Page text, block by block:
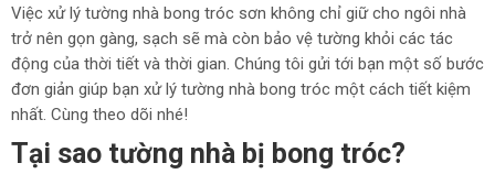
Việc xử lý tường nhà bong tróc sơn không chỉ giữ cho ngôi nhà
trở nên gọn gàng, sạch sẽ mà còn bảo vệ tường khỏi các tác
động của thời tiết và thời gian. Chúng tôi gửi tới bạn một số bước
đơn giản giúp bạn xử lý tường nhà bong tróc một cách tiết kiệm
nhất. Cùng theo dõi nhé!
Tại sao tường nhà bị bong tróc?